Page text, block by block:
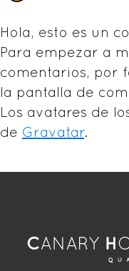
Hola, esto es un
Para empezar a
comentarios, por
la pantalla de
Los avatares de
de Gravatar.